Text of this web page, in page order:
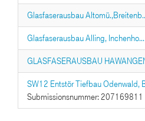
Glasfaserausbau
Glasfaserausbau Alling, Inchenho...
GLASFASERAUSBAU
SW12 Entstör Tiefbau Odenwald,
Submissionsnummer: 207169811